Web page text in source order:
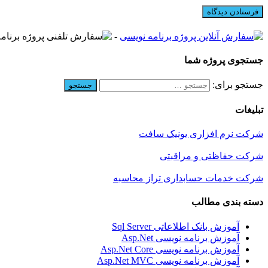
-
جستجوی پروژه شما
جستجو برای:
تبلیغات
شرکت نرم افزاری یونیک سافت
شرکت حفاظتی و مراقبتی
شرکت خدمات حسابداری تراز محاسبه
دسته بندی مطالب
آموزش بانک اطلاعاتی Sql Server
آموزش برنامه نویسی Asp.Net
آموزش برنامه نویسی Asp.Net Core
آموزش برنامه نویسی Asp.Net MVC